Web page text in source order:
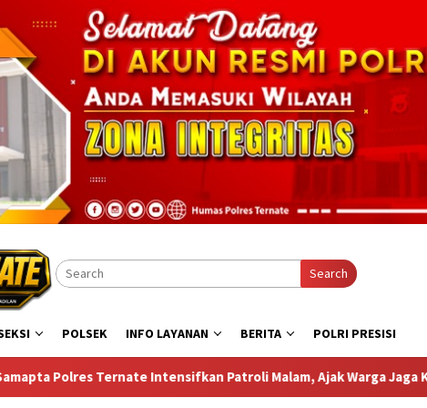
Search
POLSEK INFO LAYANAN BERITA POLRI PRESISI
Malam, Ajak Warga Jaga Kamtibmas dan Manfaatkan Layanan